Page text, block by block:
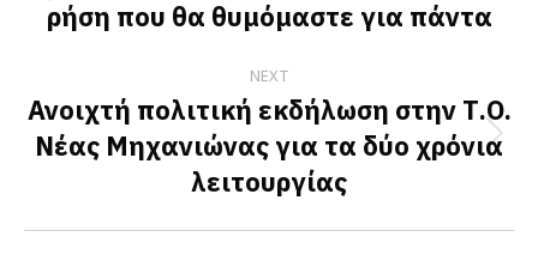
post:
ρήση που θα θυμόμαστε για πάντα
NEXT
Next
post:
Ανοιχτή πολιτική εκδήλωση στην Τ.Ο.
Νέας Μηχανιώνας για τα δύο χρόνια
λειτουργίας